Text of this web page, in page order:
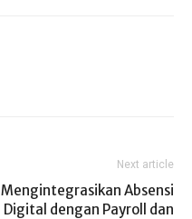
Next article
Mengintegrasikan Absensi
Digital dengan Payroll dan